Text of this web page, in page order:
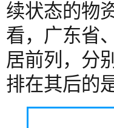
续状态的物
看，广东省
居前列，分
排在其后的